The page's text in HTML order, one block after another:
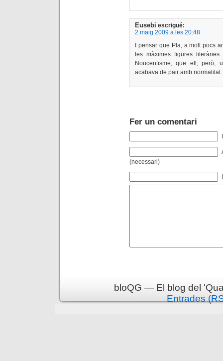
Eusebi escrigué:
2 maig 2009 a les 20:48
I pensar que Pla, a molt pocs
les màximes figures
Noucentisme, que ell, però,
acabava de pair amb normalitat.
Fer un comentari
(necessari)
bloQG — El blog del
Entrades